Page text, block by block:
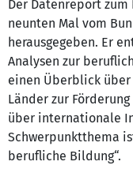
Der Datenreport
neunten Mal vom
herausgegeben. Er
Analysen zur
einen Überblick über
Länder zur
über internationale
Schwerpunktthema
berufliche Bildung“.